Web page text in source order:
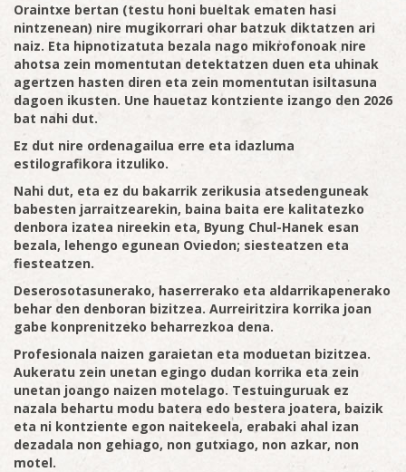
Oraintxe bertan (testu honi bueltak ematen hasi
nintzenean) nire mugikorrari ohar batzuk diktatzen ari
naiz. Eta hipnotizatuta bezala nago mikrofonoak nire
ahotsa zein momentutan detektatzen duen eta uhinak
agertzen hasten diren eta zein momentutan isiltasuna
dagoen ikusten. Une hauetaz kontziente izango den 2026
bat nahi dut.
Ez dut nire ordenagailua erre eta idazluma
estilografikora itzuliko.
Nahi dut, eta ez du bakarrik zerikusia atsedenguneak
babesten jarraitzearekin, baina baita ere kalitatezko
denbora izatea nireekin eta, Byung Chul-Hanek esan
bezala, lehengo egunean Oviedon; siesteatzen eta
fiesteatzen.
Deserosotasunerako, haserrerako eta aldarrikapenerako
behar den denboran bizitzea. Aurreiritzira korrika joan
gabe konprenitzeko beharrezkoa dena.
Profesionala naizen garaietan eta moduetan bizitzea.
Aukeratu zein unetan egingo dudan korrika eta zein
unetan joango naizen motelago. Testuinguruak ez
nazala behartu modu batera edo bestera joatera, baizik
eta ni kontziente egon naitekeela, erabaki ahal izan
dezadala non gehiago, non gutxiago, non azkar, non
motel.